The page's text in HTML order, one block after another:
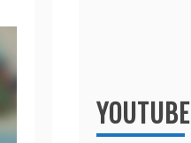
YOUTUBE